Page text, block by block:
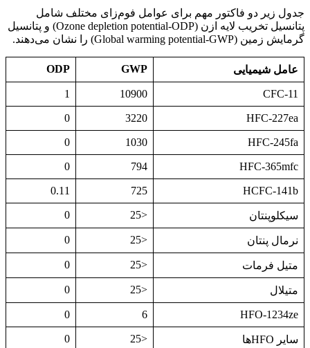
جدول زیر دو فاکتور مهم برای عوامل فوم‌زای مختلف شامل
پتانسیل تخریب لایه ازن (Ozone depletion potential-ODP) و پتانسیل
گرمایش زمین (Global warming potential-GWP) را نشان‌ می‌دهند.
عامل شیمیایی GWP
ODP
CFC-11
10900
1
HFC-227ea
3220
0
HFC-245fa
1030
0
HFC-365mfc
794
0
HCFC-141b
725
0.11
سیکلوپنتان <25
0
نرمال پنتان <25
0
متیل فرمات <25
0
متیلال <25
0
HFO-1234ze
6
0
سایر HFOها <25
0